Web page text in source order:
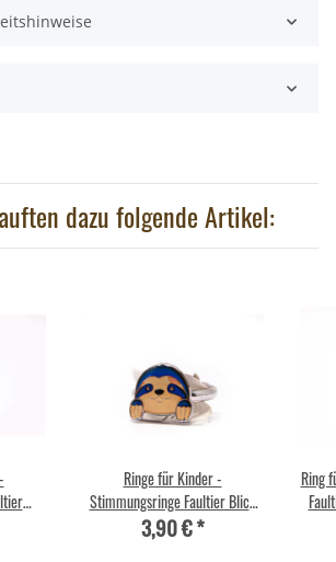
dazu folgende Artikel:
Ringe für Kinder -
Stimmungsringe Faultier Blick
1,7 cm ø
3,90 €*
Ring